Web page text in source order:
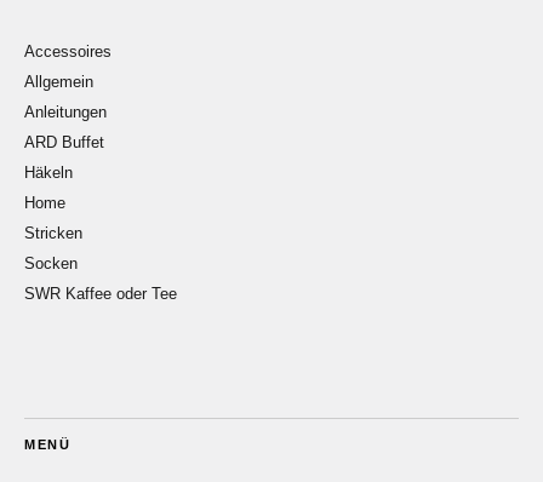
Accessoires
Allgemein
Anleitungen
ARD Buffet
Häkeln
Home
Stricken
Socken
SWR Kaffee oder Tee
MENÜ